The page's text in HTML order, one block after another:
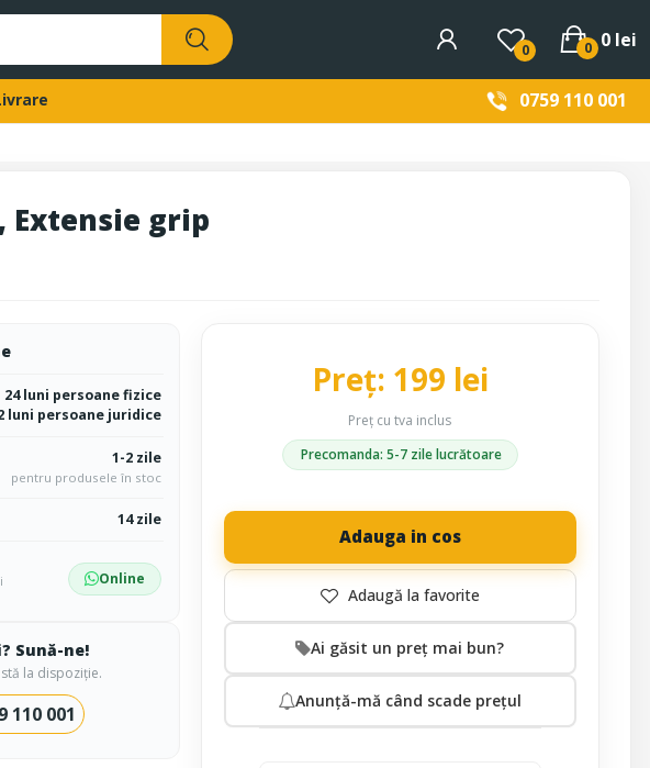
0 0 lei
0
0759 110 001
Extensie grip
24 luni persoane fizice
luni persoane juridice
1-2 zile
pentru produsele în stoc
14 zile
Online
Sună-ne!
la dispoziție.
110 001
Preț: 199 lei
Preț cu tva inclus
Precomanda: 5-7 zile lucrătoare
Adauga in cos
Ai găsit un preț mai bun?
Anunță-mă când scade prețul